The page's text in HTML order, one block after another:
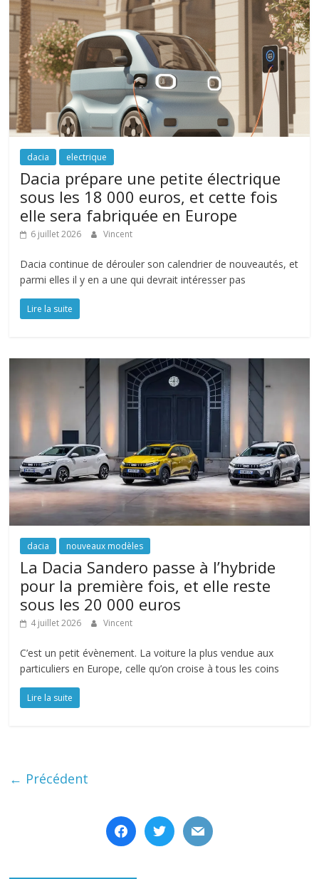
dacia electrique
Dacia prépare une petite électrique
sous les 18 000 euros, et cette fois
elle sera fabriquée en Europe
6 juillet 2026 Vincent
Dacia continue de dérouler son calendrier de nouveautés, et
parmi elles il y en a une qui devrait intéresser pas
Lire la suite
dacia nouveaux modèles
La Dacia Sandero passe à l’hybride
pour la première fois, et elle reste
sous les 20 000 euros
4 juillet 2026 Vincent
C’est un petit évènement. La voiture la plus vendue aux
particuliers en Europe, celle qu’on croise à tous les coins
Lire la suite
← Précédent
facebooktwitter mail